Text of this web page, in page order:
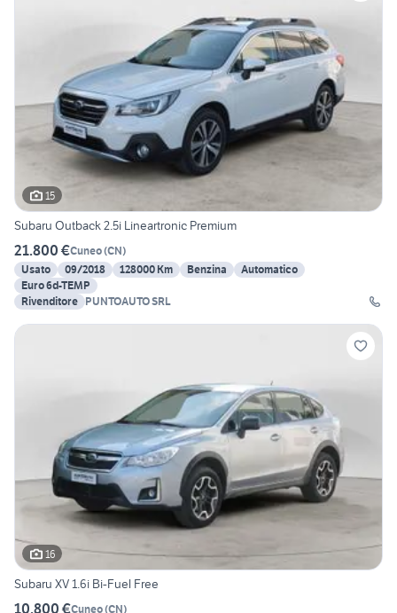
15
Subaru Outback 2.5i Lineartronic Premium
21.800 €Cuneo(CN)
Usato
09/2018 128000 Km Benzina
Automatico
Euro 6d-TEMP
Rivenditore PUNTOAUTO SRL
16
Subaru XV 1.6i Bi-Fuel Free
10.800 €Cuneo(CN)